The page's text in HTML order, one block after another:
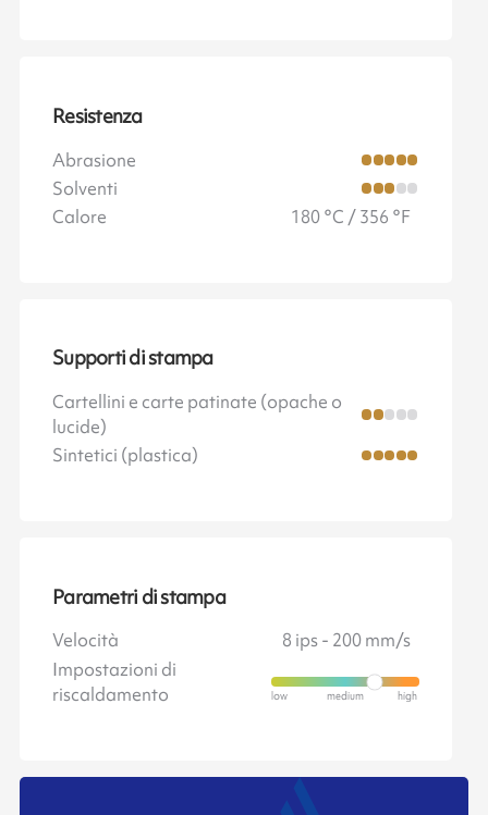
Resistenza
Abrasione
Solventi
Calore
180 °C / 356 °F
Supporti di stampa
Cartellini e carte patinate (opache o
lucide)
Sintetici (plastica)
Parametri di stampa
Velocità
8 ips - 200 mm/s
Impostazioni di
riscaldamento